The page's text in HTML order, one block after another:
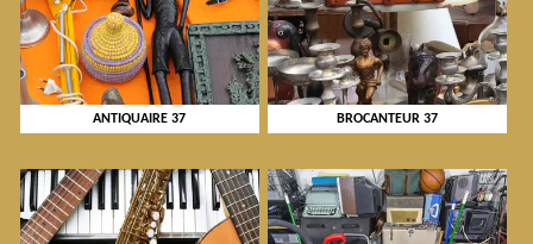
ANTIQUAIRE 37 BROCANTEUR 37